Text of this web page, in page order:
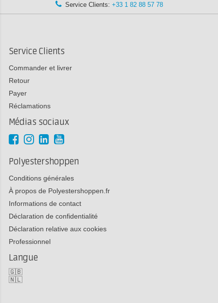
Service Clients: +33 1 82 88 57 78
Service Clients
Commander et livrer
Retour
Payer
Réclamations
Médias sociaux
Polyestershoppen
Conditions générales
À propos de Polyestershoppen.fr
Informations de contact
Déclaration de confidentialité
Déclaration relative aux cookies
Professionnel
Langue
🇬🇧
🇳🇱